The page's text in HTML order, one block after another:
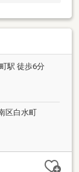
駅 徒歩6分
区白水町